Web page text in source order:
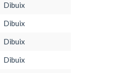
Dibuix
Dibuix
Dibuix
Dibuix